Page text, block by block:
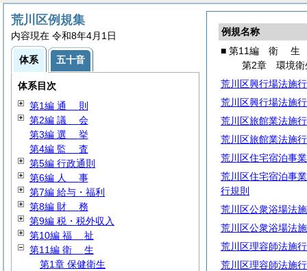
例規名称
■ 第11編 衛 生
第2章 環境衛
荒川区興行場法施
荒川区興行場法施
荒川区旅館業法施
荒川区旅館業法施
荒川区住宅宿泊事
荒川区住宅宿泊事
行規則
荒川区公衆浴場法
荒川区公衆浴場法
荒川区理容師法施
荒川区理容師法施
荒川区例規集
内容現在 令和8年4月1日
体系 五十音
体系目次
第1編 通 則
第2編 議 会
第3編 選 挙
第4編 監 査
第5編 行政通則
第6編 人 事
第7編 給与・福利
第8編 財 務
第9編 税・税外収入
第10編 福 祉
第11編 衛 生
第1章 保健衛生